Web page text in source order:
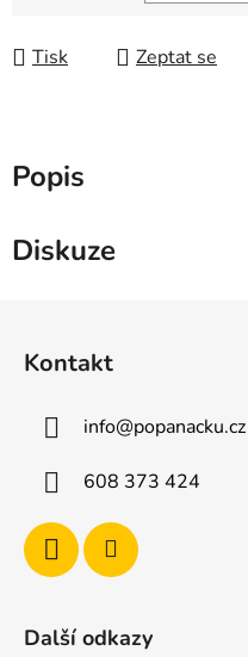
Tisk Zeptat se
Popis
Diskuze
Kontakt
info@popanacku.cz
608 373 424
Další odkazy